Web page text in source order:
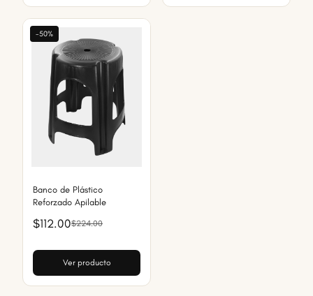
-50%
Banco de Plástico
Reforzado Apilable
$112.00$224.00
Ver producto